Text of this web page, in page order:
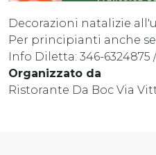
Decorazioni natalizie
Per principianti anche
Info Diletta: 346-6324875
Organizzato da
Ristorante Da Boc Via